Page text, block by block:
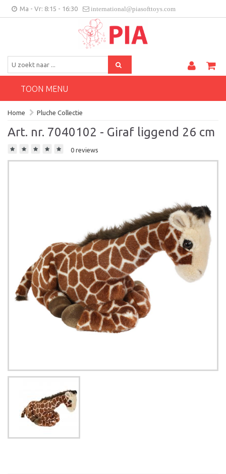
Ma - Vr: 8:15 - 16:30 international@piasofttoys.com
Klantenfeedback
BE/NL
TOON MENU
Home Pluche Collectie
Art. nr. 7040102 - Giraf liggend 26 cm
0 reviews